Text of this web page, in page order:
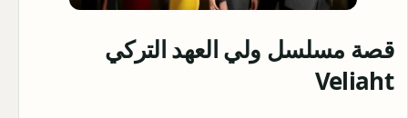
قصة مسلسل ولي العهد التركي
Veliaht